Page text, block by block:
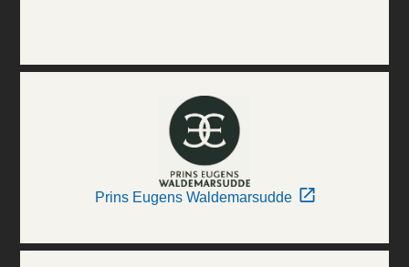
Prins Eugens Waldemarsudde